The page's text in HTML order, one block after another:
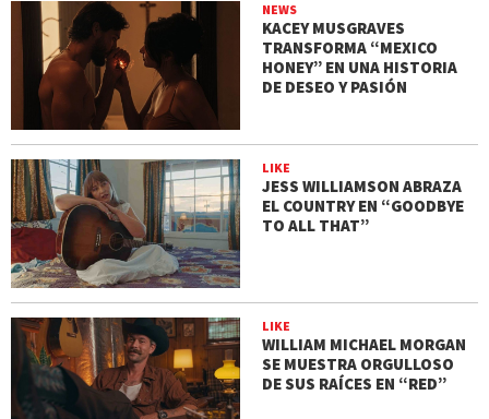
NEWS
KACEY MUSGRAVES
TRANSFORMA “MEXICO
HONEY” EN UNA HISTORIA
DE DESEO Y PASIÓN
LIKE
JESS WILLIAMSON ABRAZA
EL COUNTRY EN “GOODBYE
TO ALL THAT”
LIKE
WILLIAM MICHAEL MORGAN
SE MUESTRA ORGULLOSO
DE SUS RAÍCES EN “RED”